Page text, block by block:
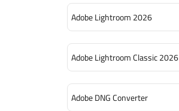
Adobe Lightroom 2026
Adobe Lightroom Classic 2026
Adobe DNG Converter